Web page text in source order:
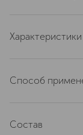
Характеристики
область
Способ
Состав